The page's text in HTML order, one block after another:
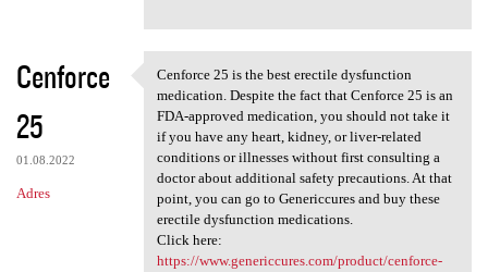
Cenforce
25
01.08.2022
Adres
Cenforce 25 is the best
Cenforce 25 is the best erectile dysfunction
medication. Despite the fact that Cenforce 25 is an
FDA-approved medication, you should not take it
if you have any heart, kidney, or liver-related
conditions or illnesses without first consulting a
doctor about additional safety precautions. At that
point, you can go to Genericcures and buy these
erectile dysfunction medications.
Click here:
https://www.genericcures.com/product/cenforce-